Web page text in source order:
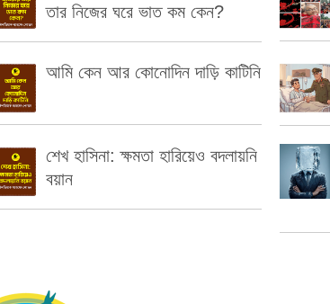
তার নিজের ঘরে ভাত কম কেন?
আমি কেন আর কোনোদিন দাড়ি কাটিনি
শেখ হাসিনা: ক্ষমতা হারিয়েও বদলায়নি
বয়ান